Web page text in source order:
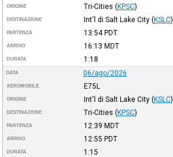
ORIGINE Tri-Cities (KPSC)
DESTINAZIONE Int'l di Salt Lake City (KSLC)
PARTENZA 13:54PDT
ARRIVO 16:13 MDT
DURATA 1:18
DATA 06/ago/2026
AEROMOBILE E75L
ORIGINE Int'l di Salt Lake City (KSLC)
DESTINAZIONE Tri-Cities (KPSC)
PARTENZA 12:39 MDT
ARRIVO 12:55 PDT
DURATA 1:15